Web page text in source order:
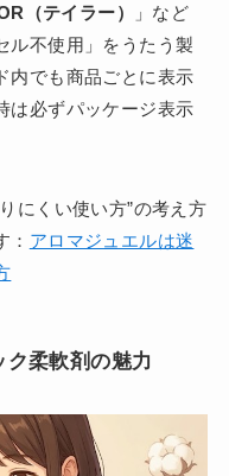
（テイラー）
」など
ル不使用」をうたう製
内でも商品ごとに表示
は必ずパッケージ表示
にくい使い方”の考え方
： アロマジュエルは迷
柔軟剤の魅力